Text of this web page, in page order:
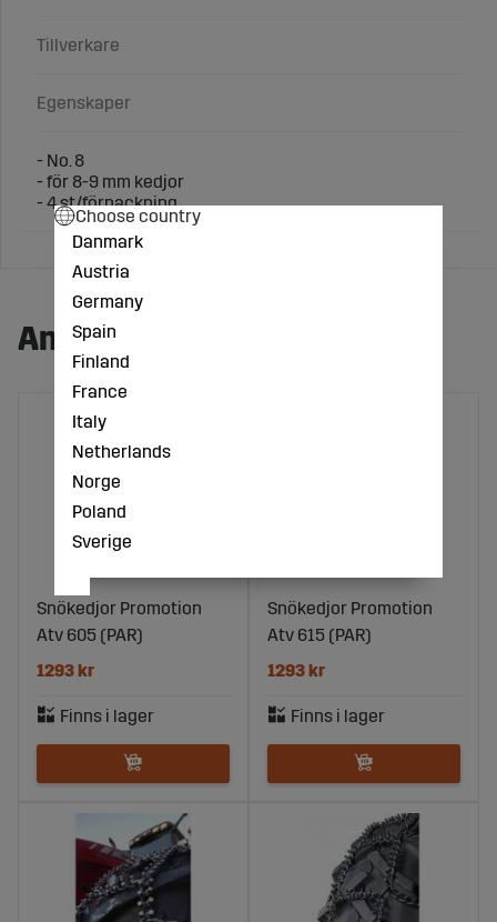
Tillverkare
Egenskaper
- No. 8
- för 8-9 mm kedjor
- 4 st/förpackning
Andra köpte även:
Snökedjor Promotion
Atv 605 (PAR)
1293 kr
Snökedjor Promotion
Atv 615 (PAR)
1293 kr
Choose country
Danmark
Austria
Germany
Spain
Finland
France
Italy
Netherlands
Norge
Poland
Sverige